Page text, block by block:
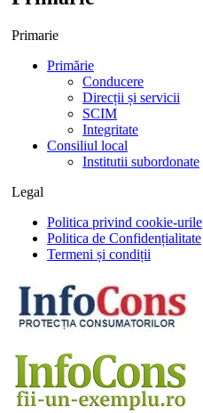
Primarie
Primărie
Conducere
Direcții și servicii
SCIM
Integritate
Consiliul local
Institutii subordonate
Legal
Politica privind cookie-urile
Politica de Confidențialitate
Termeni și condiții